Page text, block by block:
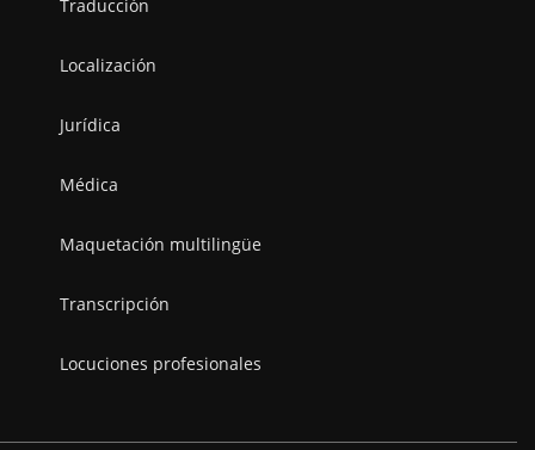
Traducción
Localización
Jurídica
Médica
Maquetación multilingüe
Transcripción
Locuciones profesionales